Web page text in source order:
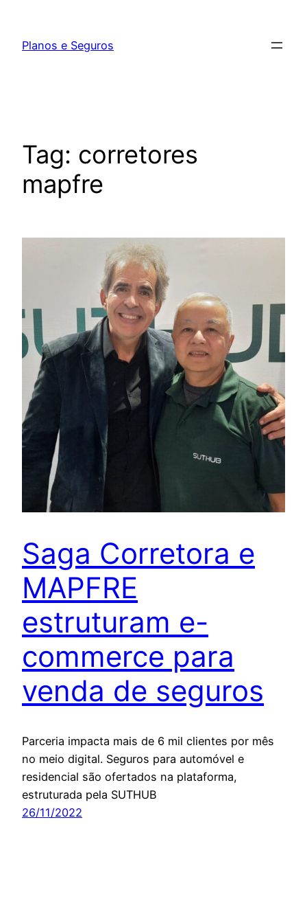
Planos e Seguros
Tag: corretores
mapfre
Saga Corretora e
MAPFRE
estruturam e-
commerce para
venda de seguros
Parceria impacta mais de 6 mil clientes por mês
no meio digital. Seguros para automóvel e
residencial são ofertados na plataforma,
estruturada pela SUTHUB
26/11/2022